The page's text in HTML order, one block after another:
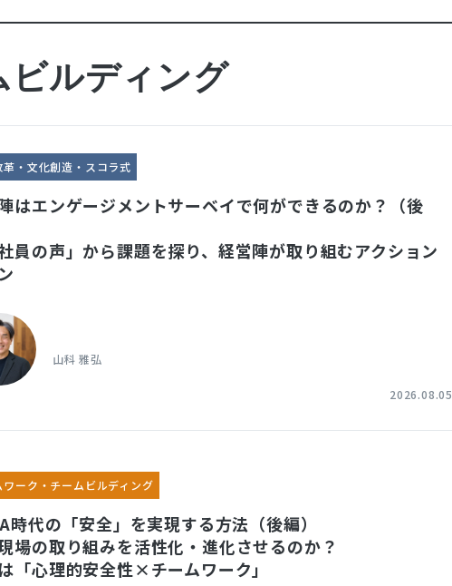
ビルディング
革・文化創造・スコラ式
はエンゲージメントサーベイで何ができるのか？（後
員の声」から課題を探り、経営陣が取り組むアクション
山科 雅弘
2026.08.05
ワーク・チームビルディング
時代の「安全」を実現する方法（後編）
場の取り組みを活性化・進化させるのか？
「心理的安全性×チームワーク」